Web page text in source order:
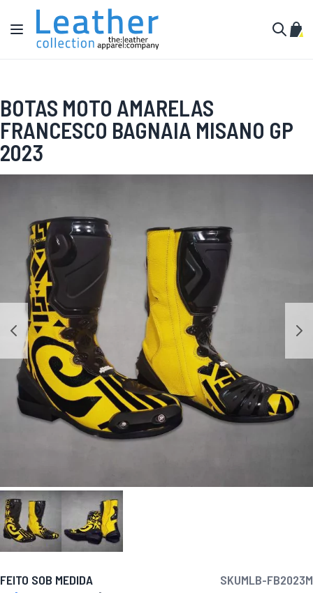
Pular para o conteúdo
Alternar Nav
BOTAS MOTO AMARELAS
FRANCESCO BAGNAIA MISANO GP
2023
FEITO SOB MEDIDA SKUMLB-FB2023M